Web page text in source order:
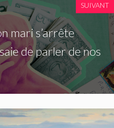
SUIVANT
mari s’arrête
de parler de nos